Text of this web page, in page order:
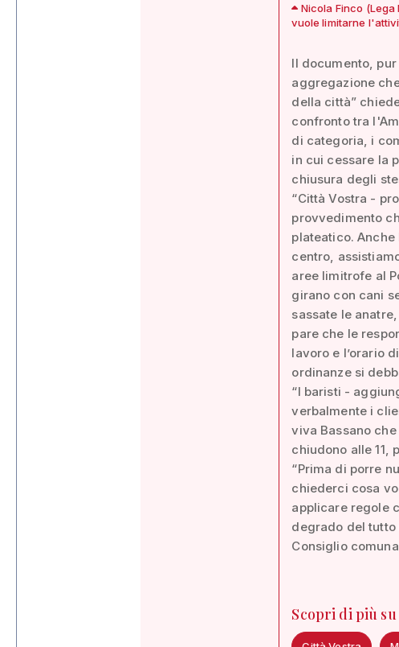
Nicola Finco
vuole limitarne
Il documento,
aggregazione
della città”
confronto tra
di categoria, i
in cui cessare la
chiusura degli
“Città Vostra -
provvedimento
plateatico. Anche
centro,
aree limitrofe al
girano con cani
sassate le
pare che le
lavoro e l’orario
ordinanze si
“I baristi -
verbalmente i
viva Bassano
chiudono alle 11,
“Prima di porre
chiederci cosa
applicare regole
degrado del tutto
Consiglio
Scopri di più